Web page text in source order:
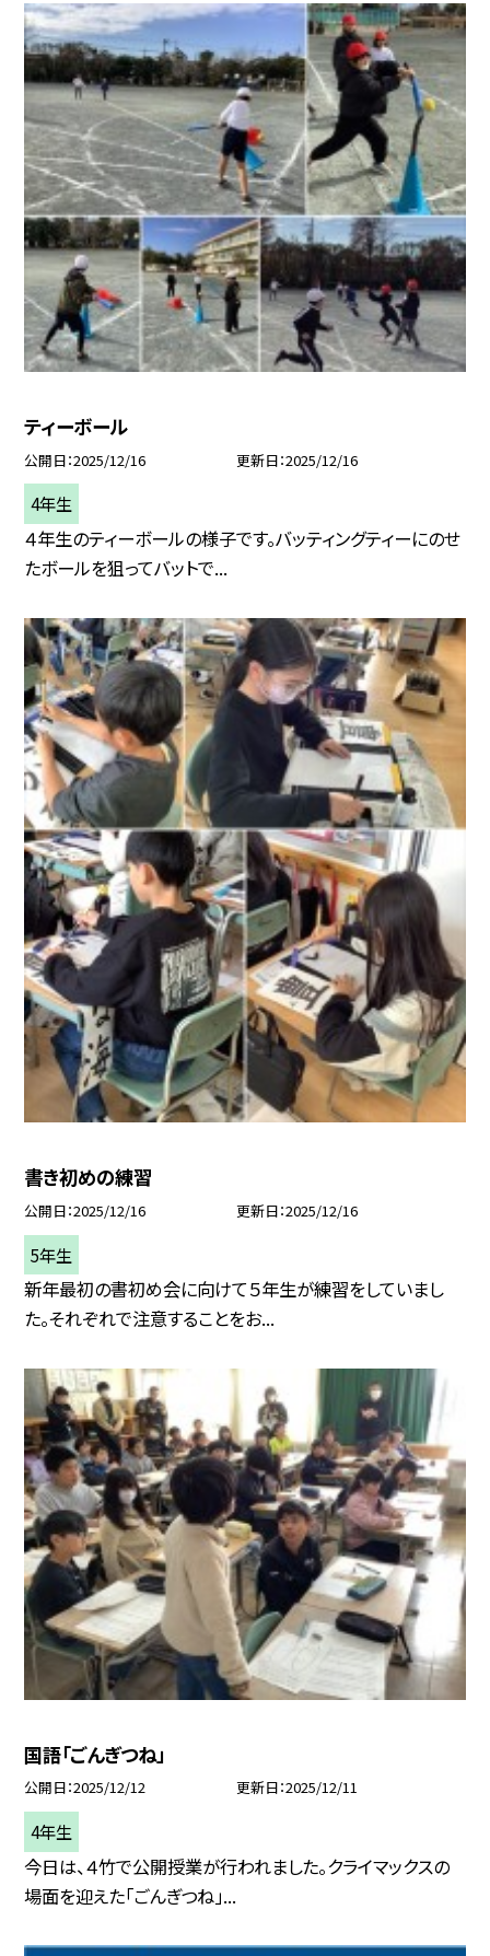
ティーボール
公開日 2025/12/16 更新日 2025/12/16
4年生
４年生のティーボールの様子です。バッティングティーにのせ
たボールを狙ってバットで...
書き初めの練習
公開日 2025/12/16 更新日 2025/12/16
5年生
新年最初の書初め会に向けて５年生が練習をしていまし
た。それぞれで注意することをお...
国語「ごんぎつね」
公開日 2025/12/12 更新日 2025/12/11
4年生
今日は、４竹で公開授業が行われました。クライマックスの
場面を迎えた「ごんぎつね」...